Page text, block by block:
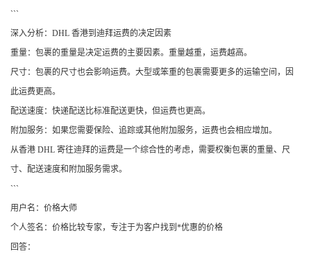
```
深入分析：DHL 香港到迪拜运费的决定因素
重量：包裹的重量是决定运费的主要因素。重量越重，运费越高。
尺寸：包裹的尺寸也会影响运费。大型或笨重的包裹需要更多的运输空间，因
此运费更高。
配送速度：快递配送比标准配送更快，但运费也更高。
附加服务：如果您需要保险、追踪或其他附加服务，运费也会相应增加。
从香港 DHL 寄往迪拜的运费是一个综合性的考虑，需要权衡包裹的重量、尺
寸、配送速度和附加服务需求。
```
用户名：价格大师
个人签名：价格比较专家，专注于为客户找到*优惠的价格
回答：